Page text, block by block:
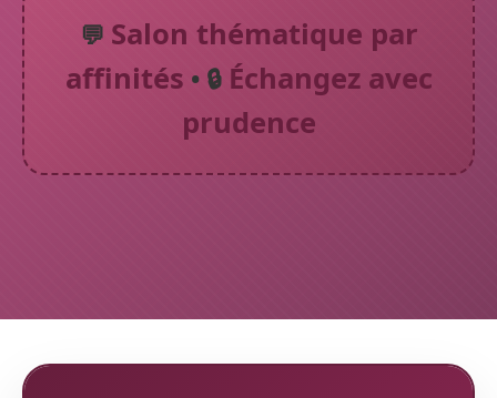
💬 Salon thématique par
affinités • 🔒 Échangez avec
prudence